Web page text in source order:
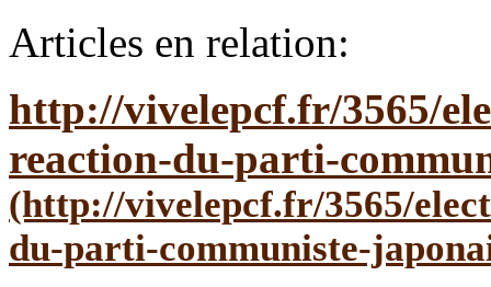
Articles en relation:
http://vivelepcf.fr/3565/
reaction-du-parti-